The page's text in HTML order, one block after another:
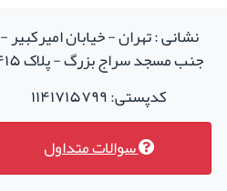
نشانی : تهران - خیابان امیرکبیر -
جنب مسجد سراج بزرگ - پلاک ۴۱۵
کدپستی: ۱۱۴۱۷۱۵۷۹۹
سوالات متداول